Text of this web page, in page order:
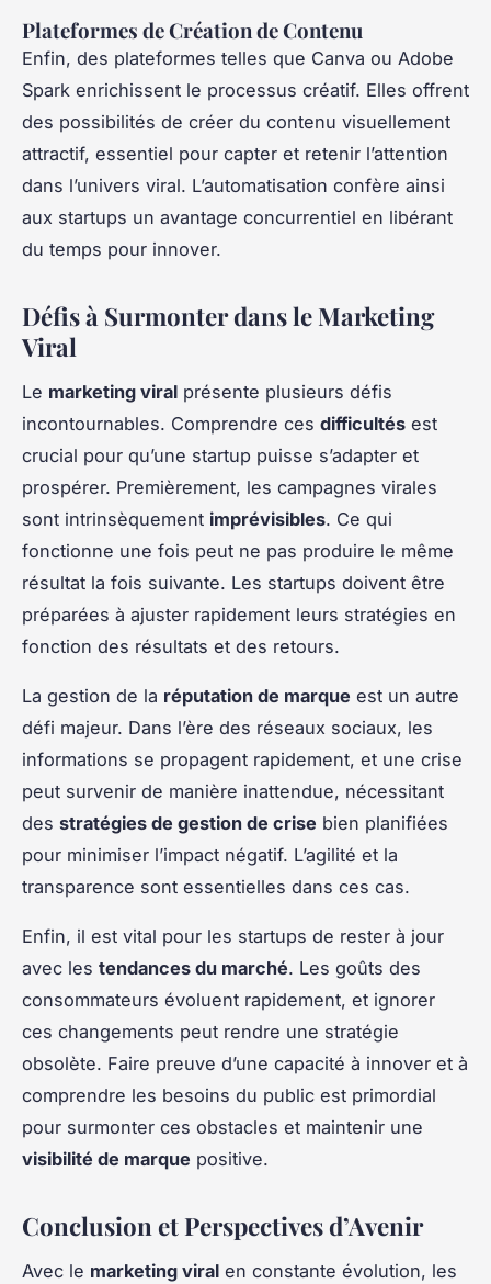
Plateformes de Création de Contenu
Enfin, des plateformes telles que Canva ou Adobe
Spark enrichissent le processus créatif. Elles offrent
des possibilités de créer du contenu visuellement
attractif, essentiel pour capter et retenir l’attention
dans l’univers viral. L’automatisation confère ainsi
aux startups un avantage concurrentiel en libérant
du temps pour innover.
Défis à Surmonter dans le Marketing
Viral
Le marketing viral présente plusieurs défis
incontournables. Comprendre ces difficultés est
crucial pour qu’une startup puisse s’adapter et
prospérer. Premièrement, les campagnes virales
sont intrinsèquement imprévisibles. Ce qui
fonctionne une fois peut ne pas produire le même
résultat la fois suivante. Les startups doivent être
préparées à ajuster rapidement leurs stratégies en
fonction des résultats et des retours.
La gestion de la réputation de marque est un autre
défi majeur. Dans l’ère des réseaux sociaux, les
informations se propagent rapidement, et une crise
peut survenir de manière inattendue, nécessitant
des stratégies de gestion de crise bien planifiées
pour minimiser l’impact négatif. L’agilité et la
transparence sont essentielles dans ces cas.
Enfin, il est vital pour les startups de rester à jour
avec les tendances du marché. Les goûts des
consommateurs évoluent rapidement, et ignorer
ces changements peut rendre une stratégie
obsolète. Faire preuve d’une capacité à innover et à
comprendre les besoins du public est primordial
pour surmonter ces obstacles et maintenir une
visibilité de marque positive.
Conclusion et Perspectives d’Avenir
Avec le marketing viral en constante évolution, les